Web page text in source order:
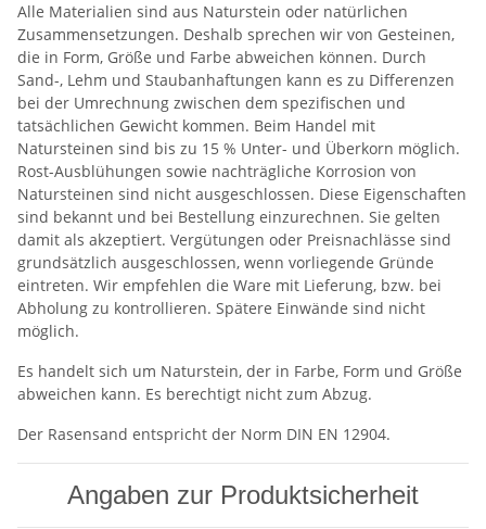
Alle Materialien sind aus Naturstein oder natürlichen
Zusammensetzungen. Deshalb sprechen wir von Gesteinen,
die in Form, Größe und Farbe abweichen können. Durch
Sand-, Lehm und Staubanhaftungen kann es zu Differenzen
bei der Umrechnung zwischen dem spezifischen und
tatsächlichen Gewicht kommen. Beim Handel mit
Natursteinen sind bis zu 15 % Unter- und Überkorn möglich.
Rost-Ausblühungen sowie nachträgliche Korrosion von
Natursteinen sind nicht ausgeschlossen. Diese Eigenschaften
sind bekannt und bei Bestellung einzurechnen. Sie gelten
damit als akzeptiert. Vergütungen oder Preisnachlässe sind
grundsätzlich ausgeschlossen, wenn vorliegende Gründe
eintreten. Wir empfehlen die Ware mit Lieferung, bzw. bei
Abholung zu kontrollieren. Spätere Einwände sind nicht
möglich.
Es handelt sich um Naturstein, der in Farbe, Form und Größe
abweichen kann. Es berechtigt nicht zum Abzug.
Der Rasensand entspricht der Norm DIN EN 12904.
Angaben zur Produktsicherheit